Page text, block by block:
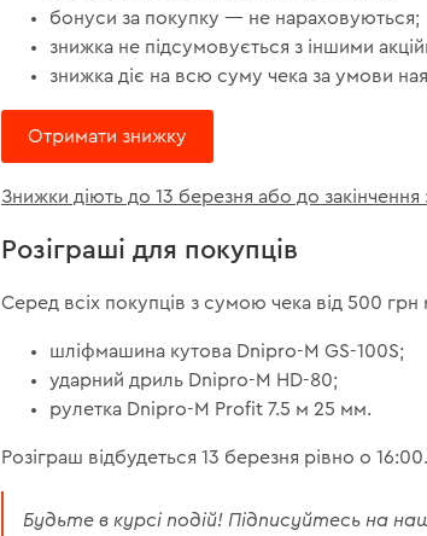
бонуси за покупку — не нараховуються;
знижка не підсумовується з іншими
знижка діє на всю суму чека за умови
Отримати знижку
Знижки діють до 13 березня або до закінчення
Розіграші для покупців
Серед всіх покупців з сумою чека від 500 грн
шліфмашина кутова Dnipro-M GS-100S;
ударний дриль Dnipro-M HD-80;
рулетка Dnipro-M Profit 7.5 м 25 мм.
Розіграш відбудеться 13 березня рівно о
Будьте в курсі подій! Підписуйтесь на